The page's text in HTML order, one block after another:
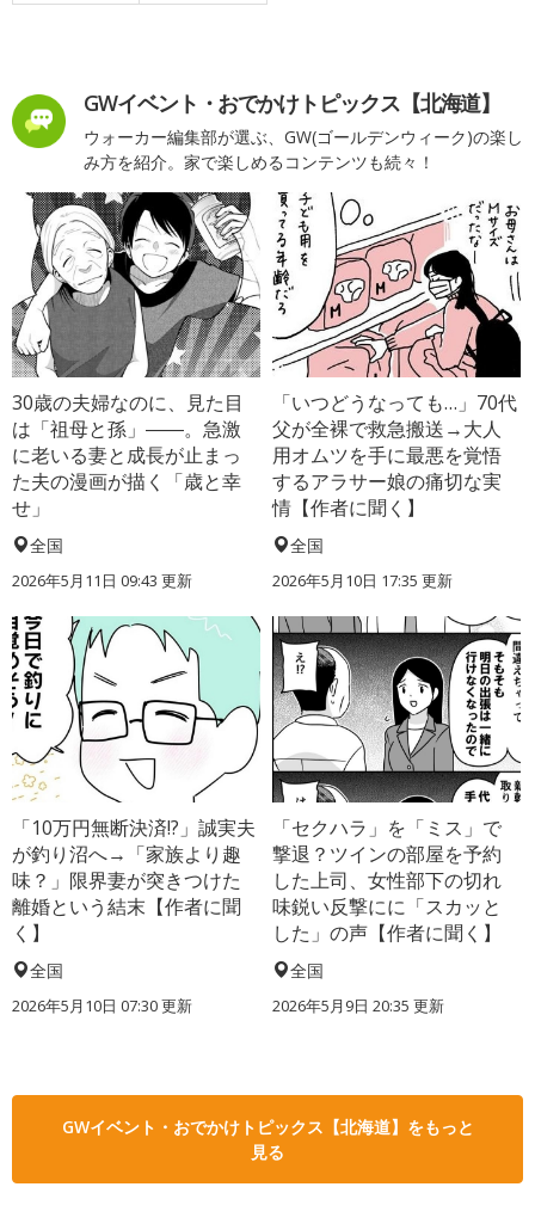
GWイベント・おでかけトピックス【北海道】
ウォーカー編集部が選ぶ、GW(ゴールデンウィーク)の楽し
み方を紹介。家で楽しめるコンテンツも続々！
30歳の夫婦なのに、見た目
は「祖母と孫」――。急激
に老いる妻と成長が止まっ
た夫の漫画が描く「歳と幸
せ」
全国
2026年5月11日 09:43 更新
「いつどうなっても…」70代
父が全裸で救急搬送→大人
用オムツを手に最悪を覚悟
するアラサー娘の痛切な実
情【作者に聞く】
全国
2026年5月10日 17:35 更新
「10万円無断決済!?」誠実夫
が釣り沼へ→「家族より趣
味？」限界妻が突きつけた
離婚という結末【作者に聞
く】
全国
2026年5月10日 07:30 更新
「セクハラ」を「ミス」で
撃退？ツインの部屋を予約
した上司、女性部下の切れ
味鋭い反撃にに「スカッと
した」の声【作者に聞く】
全国
2026年5月9日 20:35 更新
GWイベント・おでかけトピックス【北海道】をもっと
見る